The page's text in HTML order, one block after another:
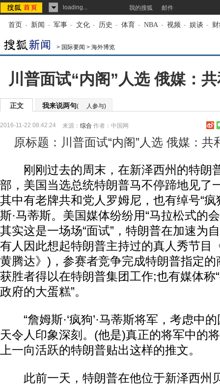
loading... 我的搜狐 邮件
首页 - 新闻 - 军事 - 文化 - 历史 - 体育 - NBA - 视频 - 娱谈 -
> 国际要闻 > 海外博览
川普面试“内阁”人选 俄媒：
正文 我来说两句( 人参与)
2016-11-22 08:42:24 来源： 综合 作者：中国网
原标题：川普面试“内阁”人选 俄媒：共
刚刚过去的周末，在新泽西州的特朗
部，美国当选总统特朗普马不停蹄地见了
其中有老牌共和党人罗姆尼，也有绰号“疯
斯·马蒂斯。美国媒体纷纷用“马拉松式的
其实这是一场场“面试”，特朗普在加速为
有人因此想起特朗普主持过的真人秀节目
黄腾达》)，参赛者竞争完成特朗普指定
获胜者得以在特朗普集团工作;也有媒体称
政府的大蛋糕”。
“詹姆斯·‘疯狗’·马蒂斯将军，考虑中
天令人印象深刻。(他是)真正的将军中的
上一向活跃的特朗普贴出这样的推文。
此前一天，特朗普在他位于新泽西州